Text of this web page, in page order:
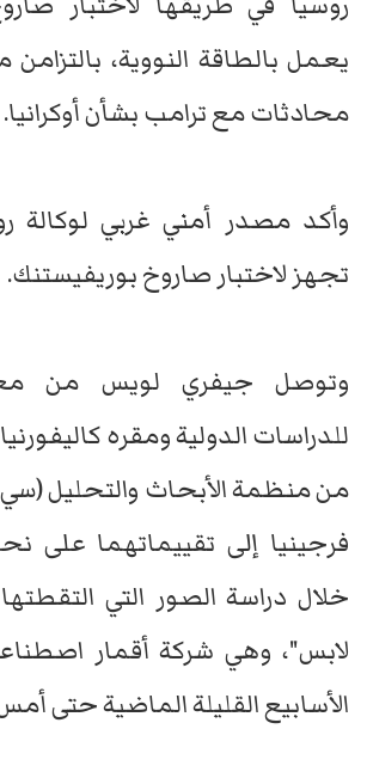
يعمل بالطاقة النووية،
محادثات مع ترامب بشأن أوكرانيا.
وأكد مصدر أمني غربي لوكالة
تجهز لاختبار صاروخ بوريفيستنك.
وتوصل جيفري لويس من
للدراسات الدولية ومقره
من منظمة الأبحاث والتحليل
فرجينيا إلى تقييماتهما
خلال دراسة الصور التي
لابس"، وهي شركة أقمار
الأسابيع القليلة الماضية حتى أمس